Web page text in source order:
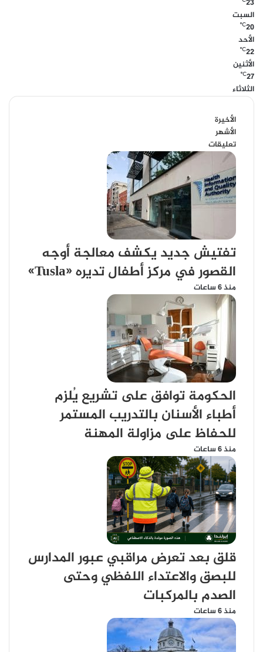
23
السبت
20
℃
الأحد
22
℃
الأثنين
27
℃
الثلاثاء
الأخيرة
الأشهر
تعليقات
تفتيش جديد يكشف معالجة أوجه
القصور في مركز أطفال تديره «Tusla»
منذ 6 ساعات
الحكومة توافق على تشريع يُلزم
أطباء الأسنان بالتدريب المستمر
للحفاظ على مزاولة المهنة
منذ 6 ساعات
قلق بعد تعرض مراقبي عبور المدارس
للبصق والاعتداء اللفظي وحتى
الصدم بالمركبات
منذ 6 ساعات